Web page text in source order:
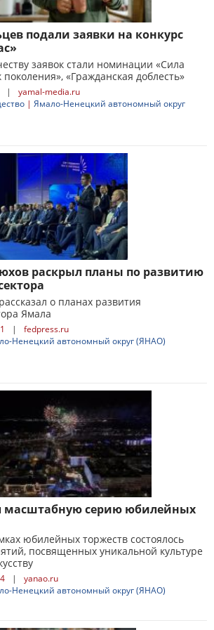
подали заявки на конкурс
заявок стали номинации «Сила
«Гражданская доблесть»
|
yamal-media.ru
| Ямало-Ненецкий автономный округ
раскрыл планы по развитию
о планах развития
Ямала
|
fedpress.ru
Ненецкий автономный округ (ЯНАО)
масштабную серию юбилейных
юбилейных торжеств состоялось
посвященных уникальной культуре
|
yanao.ru
Ненецкий автономный округ (ЯНАО)